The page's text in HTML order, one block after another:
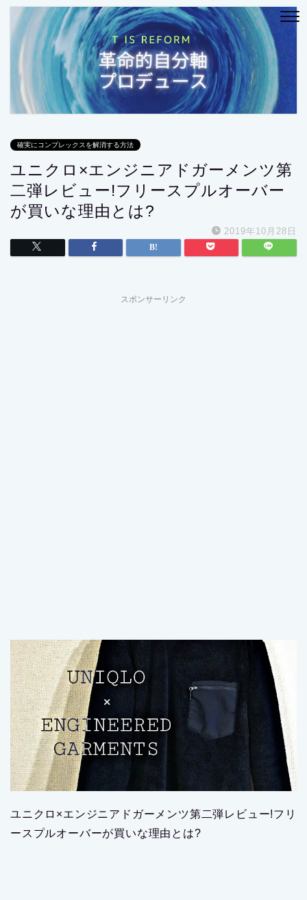
確実にコンプレックスを解消する方法
ユニクロ×エンジニアドガーメンツ第
二弾レビュー!フリースプルオーバー
が買いな理由とは?
2019年10月28日
スポンサーリンク
ユニクロ×エンジニアドガーメンツ第二弾レビュー!フリ
ースプルオーバーが買いな理由とは?